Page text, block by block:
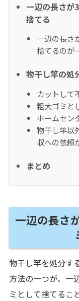
一辺の長さが
捨てる
一辺の長さ
捨てるのが
物干し竿の処
カットして
粗大ゴミと
ホームセン
物干し竿以
収への依頼
まとめ
一辺の長さ
物干し竿を処分す
方法の一つが、一
ミとして捨てるこ